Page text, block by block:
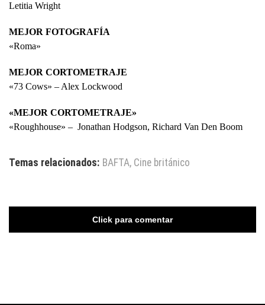
Letitia Wright
MEJOR FOTOGRAFÍA
«Roma»
MEJOR CORTOMETRAJE
«​73 Cows» – Alex Lockwood
«MEJOR CORTOMETRAJE»
«Roughhouse» – Jonathan Hodgson, Richard Van Den Boom
Temas relacionados: BAFTA, Cine británico
Click para comentar